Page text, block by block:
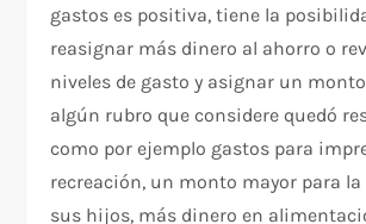
gastos es positiva, tiene la
reasignar más dinero al ahorro o
niveles de gasto y asignar un
algún rubro que considere quedó
como por ejemplo gastos para
recreación, un monto mayor para la
sus hijos, más dinero en